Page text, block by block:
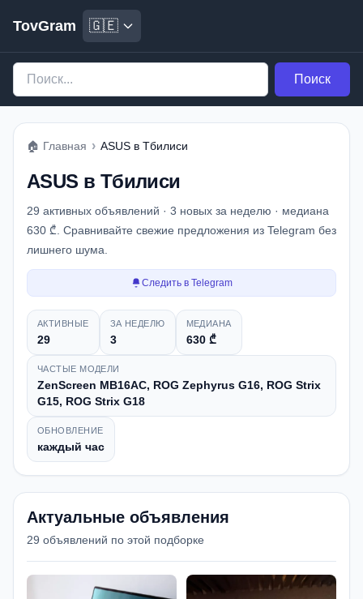
TovGram 🇬🇪
Поиск
🏠 Главная › ASUS в Тбилиси
ASUS в Тбилиси
29 активных объявлений · 3 новых за неделю · медиана
630 ₾. Сравнивайте свежие предложения из Telegram без
лишнего шума.
Следить в Telegram
Снимок рынка
АКТИВНЫЕ
29
ЗА НЕДЕЛЮ
3
МЕДИАНА
630 ₾
ЧАСТЫЕ МОДЕЛИ
ZenScreen MB16AC, ROG Zephyrus G16, ROG Strix
G15, ROG Strix G18
ОБНОВЛЕНИЕ
каждый час
Актуальные объявления
29 объявлений по этой подборке